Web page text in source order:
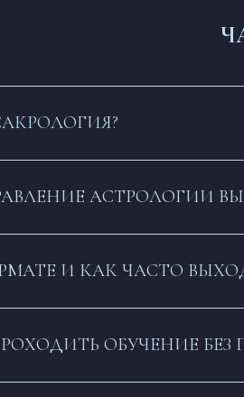
АСТРОЛОГИИ ВЫ
И КАК ЧАСТО
ОБУЧЕНИЕ